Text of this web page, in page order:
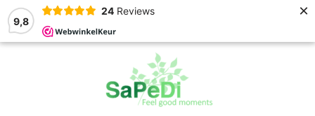
9,8
24 Reviews ×
MENU